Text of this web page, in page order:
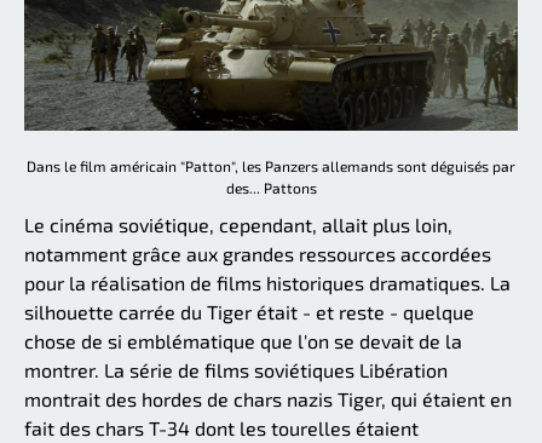
Dans le film américain "Patton", les Panzers allemands sont déguisés par
des... Pattons
Le cinéma soviétique, cependant, allait plus loin,
notamment grâce aux grandes ressources accordées
pour la réalisation de films historiques dramatiques. La
silhouette carrée du Tiger était - et reste - quelque
chose de si emblématique que l'on se devait de la
montrer. La série de films soviétiques Libération
montrait des hordes de chars nazis Tiger, qui étaient en
fait des chars T-34 dont les tourelles étaient